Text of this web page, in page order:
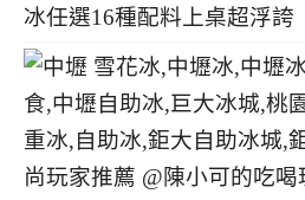
冰任選16種配料上桌超浮誇